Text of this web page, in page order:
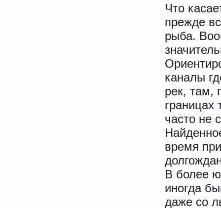
Что
прежде
рыба.
каналы
рек, там,
границах
часто не
время
В более
иногда
даже со